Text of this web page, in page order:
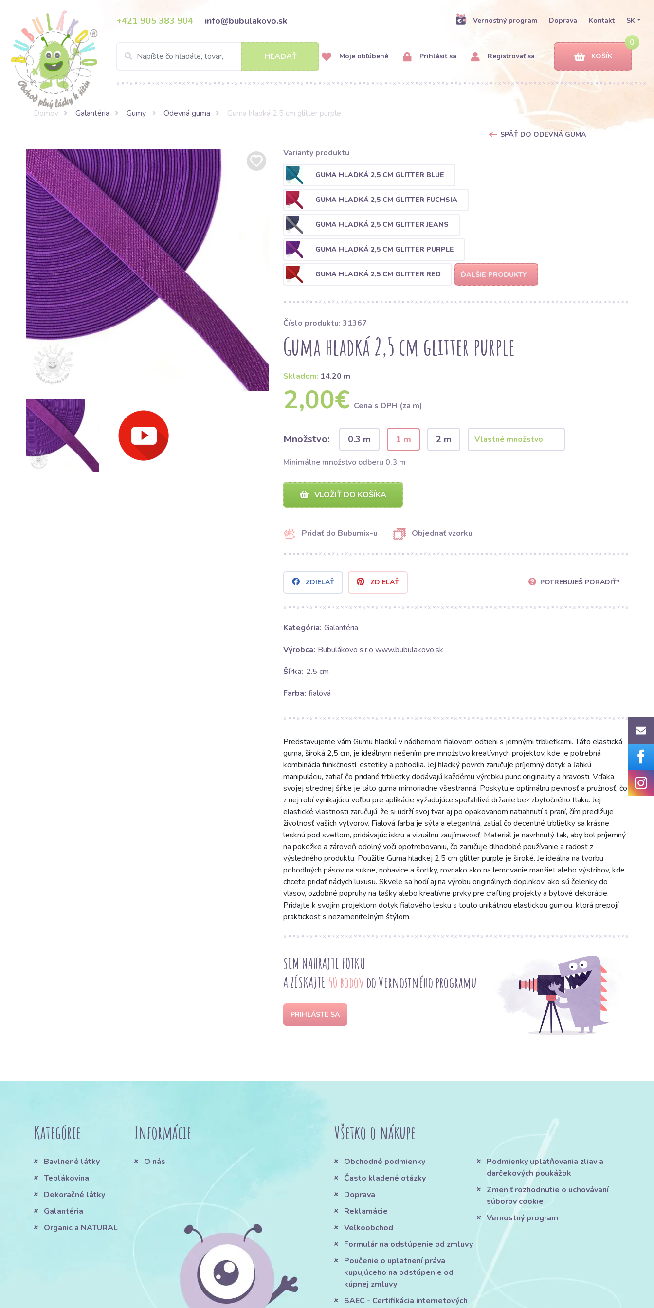
+421 905 383 904 info@bubulakovo.sk Vernostný program Doprava Kontakt SK
HĽADAŤ Moje obľúbené Prihlásiť sa Registrovať sa
0
KOŠÍK
Domov Galantéria Gumy Odevná guma Guma hladká 2,5 cm glitter purple
SPÄŤ DO ODEVNÁ GUMA
Varianty produktu
GUMA HLADKÁ 2,5 CM GLITTER BLUE
GUMA HLADKÁ 2,5 CM GLITTER FUCHSIA
GUMA HLADKÁ 2,5 CM GLITTER JEANS
GUMA HLADKÁ 2,5 CM GLITTER PURPLE
GUMA HLADKÁ 2,5 CM GLITTER RED ĎALŠIE PRODUKTY
Číslo produktu: 31367
Guma hladká 2,5 cm glitter purple
Skladom: 14.20 m
2,00€ Cena s DPH (za m)
Množstvo: 0.3 m 1 m 2 m
Minimálne množstvo odberu 0.3 m
VLOŽIŤ DO KOŠÍKA
Pridať do Bubumix-u Objednať vzorku
ZDIELAŤ ZDIELAŤ POTREBUJEŠ PORADIŤ?
Kategória: Galantéria
Výrobca: Bubulákovo s.r.o www.bubulakovo.sk
Šírka: 2.5 cm
Farba: fialová
Predstavujeme vám Gumu hladkú v nádhernom fialovom odtieni s jemnými trblietkami. Táto elastická
guma, široká 2,5 cm, je ideálnym riešením pre množstvo kreatívnych projektov, kde je potrebná
kombinácia funkčnosti, estetiky a pohodlia. Jej hladký povrch zaručuje príjemný dotyk a ľahkú
manipuláciu, zatiaľ čo pridané trblietky dodávajú každému výrobku punc originality a hravosti. Vďaka
svojej strednej šírke je táto guma mimoriadne všestranná. Poskytuje optimálnu pevnosť a pružnosť, čo
z nej robí vynikajúcu voľbu pre aplikácie vyžadujúce spoľahlivé držanie bez zbytočného tlaku. Jej
elastické vlastnosti zaručujú, že si udrží svoj tvar aj po opakovanom natiahnutí a praní, čím predlžuje
životnosť vašich výtvorov. Fialová farba je sýta a elegantná, zatiaľ čo decentné trblietky sa krásne
lesknú pod svetlom, pridávajúc iskru a vizuálnu zaujímavosť. Materiál je navrhnutý tak, aby bol príjemný
na pokožke a zároveň odolný voči opotrebovaniu, čo zaručuje dlhodobé používanie a radosť z
výsledného produktu. Použitie Guma hladkej 2,5 cm glitter purple je široké. Je ideálna na tvorbu
pohodlných pásov na sukne, nohavice a šortky, rovnako ako na lemovanie manžiet alebo výstrihov, kde
chcete pridať nádych luxusu. Skvele sa hodí aj na výrobu originálnych doplnkov, ako sú čelenky do
vlasov, ozdobné popruhy na tašky alebo kreatívne prvky pre crafting projekty a bytové dekorácie.
Pridajte k svojim projektom dotyk fialového lesku s touto unikátnou elastickou gumou, ktorá prepojí
praktickosť s nezameniteľným štýlom.
SEM NAHRAJTE FOTKU
A ZÍSKAJTE 50 bodov do Vernostného programu
PRIHLÁSTE SA
Kategórie
Bavlnené látky
Teplákovina
Dekoračné látky
Galantéria
Organic a NATURAL
Informácie
O nás
Všetko o nákupe
Obchodné podmienky
Často kladené otázky
Doprava
Reklamácie
Veľkoobchod
Formulár na odstúpenie od zmluvy
Poučenie o uplatnení práva
kupujúceho na odstúpenie od
kúpnej zmluvy
SAEC - Certifikácia internetových
Podmienky uplatňovania zliav a
darčekových poukážok
Zmeniť rozhodnutie o uchovávaní
súborov cookie
Vernostný program